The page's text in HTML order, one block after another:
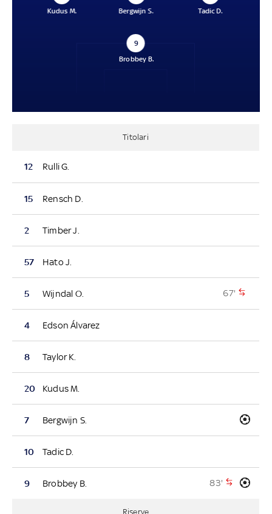
Kudus M.
Bergwijn S.
Tadic D.
9
Brobbey B.
Titolari
12 Rulli G.
15 Rensch D.
2 Timber J.
57 Hato J.
5 Wijndal O. 67'
4 Edson Álvarez
8 Taylor K.
20 Kudus M.
7 Bergwijn S.
10 Tadic D.
9 Brobbey B. 83'
Riserve